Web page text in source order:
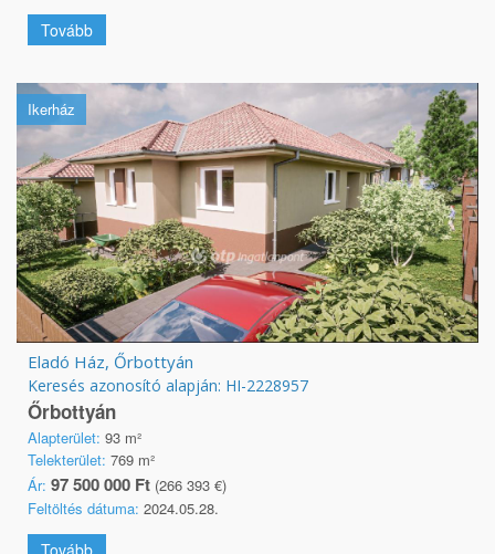
Tovább
Ikerház
Eladó Ház, Őrbottyán
Keresés azonosító alapján: HI-2228957
Őrbottyán
Alapterület: 93 m²
Telekterület: 769 m²
Ár: 97 500 000 Ft (266 393 €)
Feltöltés dátuma: 2024.05.28.
Tovább